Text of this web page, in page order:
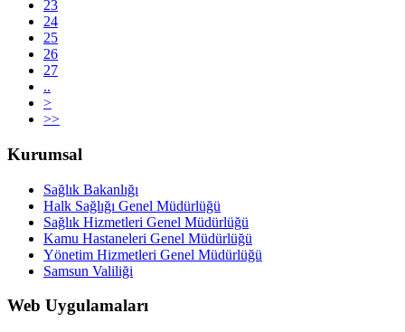
23
24
25
26
27
..
>
>>
Kurumsal
Sağlık Bakanlığı
Halk Sağlığı Genel Müdürlüğü
Sağlık Hizmetleri Genel Müdürlüğü
Kamu Hastaneleri Genel Müdürlüğü
Yönetim Hizmetleri Genel Müdürlüğü
Samsun Valiliği
Web Uygulamaları